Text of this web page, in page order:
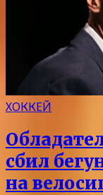
ХОККЕЙ
сбил
на